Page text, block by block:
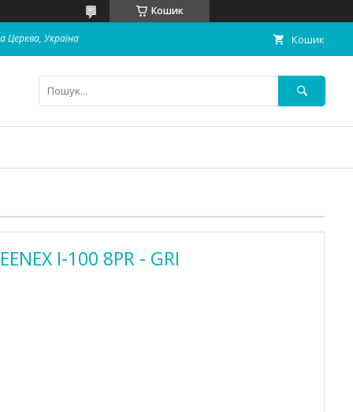
Кошик
Церква, Україна Кошик
I-100 8PR - GRI